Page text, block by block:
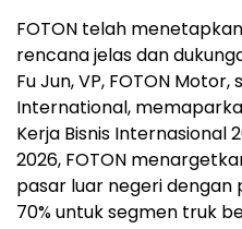
FOTON telah
rencana jelas dan
Fu Jun, VP, FOTON Motor,
International,
Kerja Bisnis Internasional
2026, FOTON
pasar luar negeri
70% untuk segmen truk